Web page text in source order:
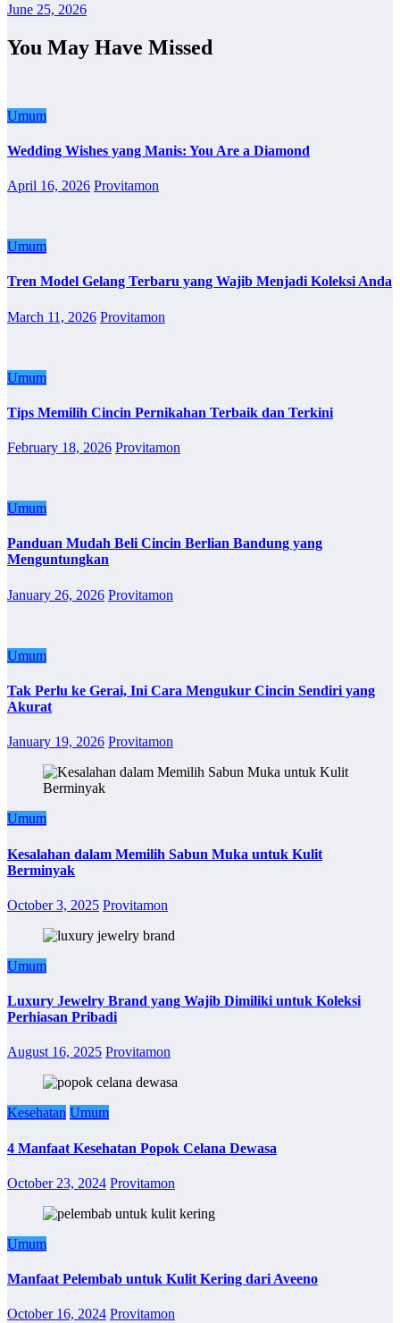
June 25, 2026
You May Have Missed
Umum
Wedding Wishes yang Manis: You Are a Diamond
April 16, 2026 Provitamon
Umum
Tren Model Gelang Terbaru yang Wajib Menjadi Koleksi Anda
March 11, 2026 Provitamon
Umum
Tips Memilih Cincin Pernikahan Terbaik dan Terkini
February 18, 2026 Provitamon
Umum
Panduan Mudah Beli Cincin Berlian Bandung yang
Menguntungkan
January 26, 2026 Provitamon
Umum
Tak Perlu ke Gerai, Ini Cara Mengukur Cincin Sendiri yang
Akurat
January 19, 2026 Provitamon
Umum
Kesalahan dalam Memilih Sabun Muka untuk Kulit
Berminyak
October 3, 2025 Provitamon
Umum
Luxury Jewelry Brand yang Wajib Dimiliki untuk Koleksi
Perhiasan Pribadi
August 16, 2025 Provitamon
Kesehatan Umum
4 Manfaat Kesehatan Popok Celana Dewasa
October 23, 2024 Provitamon
Umum
Manfaat Pelembab untuk Kulit Kering dari Aveeno
October 16, 2024 Provitamon